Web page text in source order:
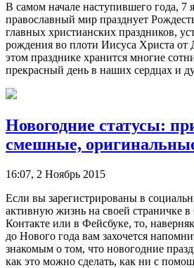
В самом начале наступившего года, 7
православный мир празднует
главных христианских праздников,
рождения во плоти Иисуса Христа
этом празднике хранится многие
прекрасный день в наших сердцах и
Новогодние статусы:
смешные,
16:07, 2 Ноябрь 2015
Если вы зарегистрированы в
активную жизнь на своей страничке
Контакте или в Фейсбуке, то,
до Нового года вам захочется
знакомым о том, что новогодние
как это можно сделать, как ни с